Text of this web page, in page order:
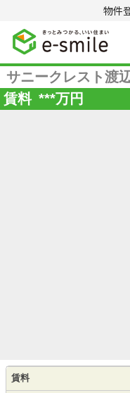
物件
サニークレスト渡
賃料 ***万円
賃料